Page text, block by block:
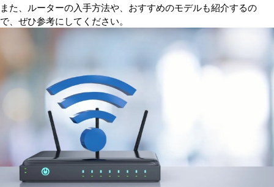
また、ルーターの入手方法や、おすすめのモデルも紹介するの
で、ぜひ参考にしてください。